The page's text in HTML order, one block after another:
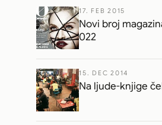
17. FEB 2015
Novi broj
022
15. DEC 2014
Na ljude-knjige